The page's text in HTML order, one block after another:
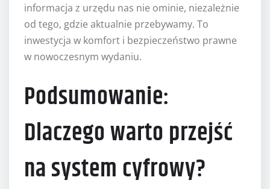
informacja z urzędu nas nie ominie, niezależnie
od tego, gdzie aktualnie przebywamy. To
inwestycja w komfort i bezpieczeństwo prawne
w nowoczesnym wydaniu.
Podsumowanie:
Dlaczego warto przejść
na system cyfrowy?